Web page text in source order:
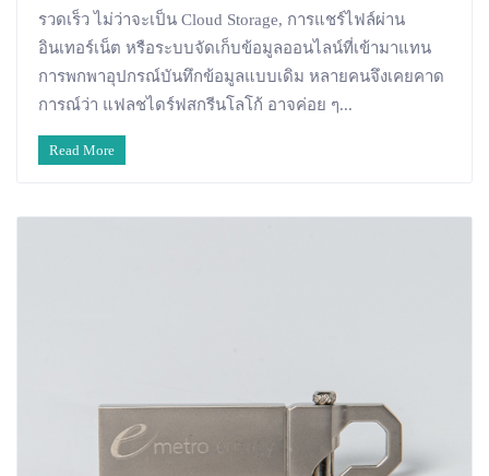
รวดเร็ว ไม่ว่าจะเป็น Cloud Storage, การแชร์ไฟล์ผ่าน
อินเทอร์เน็ต หรือระบบจัดเก็บข้อมูลออนไลน์ที่เข้ามาแทน
การพกพาอุปกรณ์บันทึกข้อมูลแบบเดิม หลายคนจึงเคยคาด
การณ์ว่า แฟลชไดร์ฟสกรีนโลโก้ อาจค่อย ๆ...
Read More